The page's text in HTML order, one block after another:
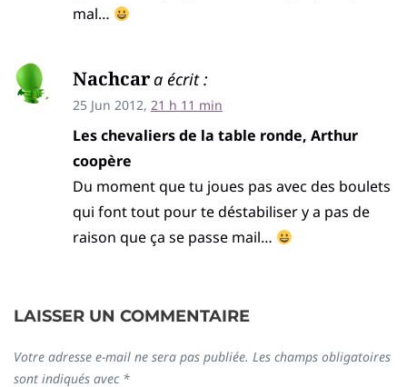
mal…
Nachcara écrit :
25 Jun 2012, 21 h 11 min
Les chevaliers de la table ronde, Arthur
coopère
Du moment que tu joues pas avec des boulets
qui font tout pour te déstabiliser y a pas de
raison que ça se passe mail…
LAISSER UN COMMENTAIRE
Votre adresse e-mail ne sera pas publiée. Les champs obligatoires
sont indiqués avec *